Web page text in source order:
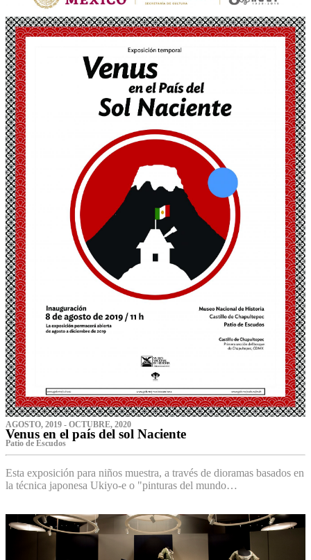
AGOSTO, 2019 - OCTUBRE, 2020
Venus en el país del sol Naciente
P‌atio de Escudos
Esta exposición para niños muestra, a través de dioramas basados en
la técnica japonesa Ukiyo-e o "pinturas del mundo…